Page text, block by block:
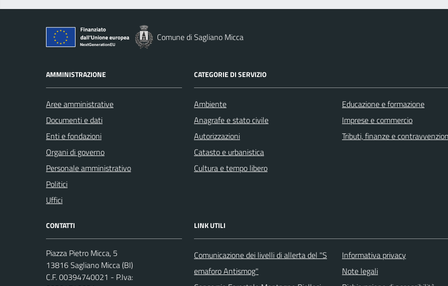
Comune di Sagliano Micca
AMMINISTRAZIONE
Aree amministrative
Documenti e dati
Enti e fondazioni
Organi di governo
Personale amministrativo
Politici
Uffici
CATEGORIE DI SERVIZIO
Ambiente
Anagrafe e stato civile
Autorizzazioni
Catasto e urbanistica
Cultura e tempo libero
Educazione e formazione
Imprese e commercio
Tributi, finanze e
CONTATTI
Piazza Pietro Micca, 5
13816 Sagliano Micca (BI)
C.F. 00394740021 - P.Iva:
LINK UTILI
Comunicazione dei livelli di allerta del "S
emaforo Antismog"
Informativa privacy
Note legali